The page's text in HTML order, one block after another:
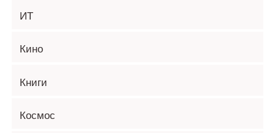
ИТ
Кино
Книги
Космос